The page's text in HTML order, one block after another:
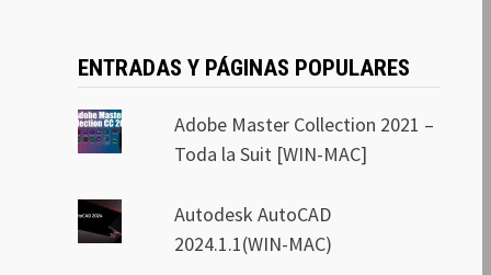
ENTRADAS Y PÁGINAS POPULARES
Adobe Master Collection 2021 –
Toda la Suit [WIN-MAC]
Autodesk AutoCAD
2024.1.1(WIN-MAC)